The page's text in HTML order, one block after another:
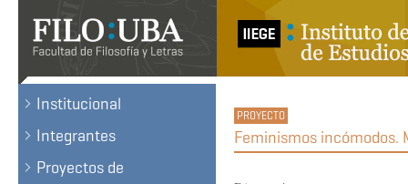
Institucional
Integrantes
Proyectos de
Feminismos incómodos.